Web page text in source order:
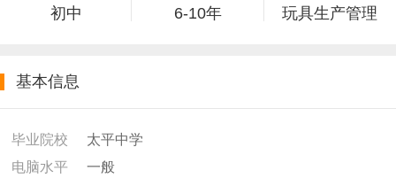
初中 6-10年 玩具生产管理
基本信息
毕业院校
太平中学
电脑水平
一般